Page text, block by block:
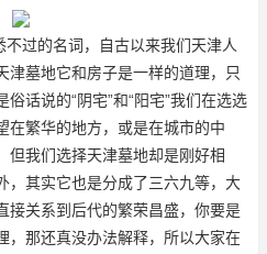
过的名词，自古以来我们天津人
津墓地它和房子是一样的道理，只
话说的“阴宅”和“阳宅”我们在选选
在繁华的地方，或是在城市的中
但我们选择天津墓地却是刚好相
，其实它也是分成了三六九等，大
接关系到后代的繁荣昌盛，你要是
，那还真没办法解释，所以大家在